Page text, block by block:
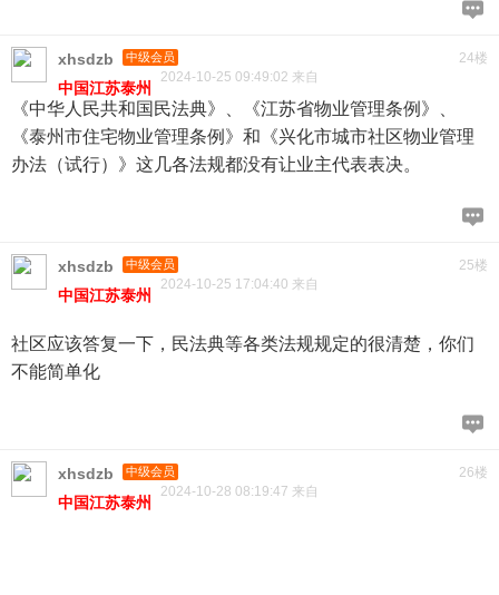
24楼
xhsdzb 中级会员
2024-10-25 09:49:02 来自
中国江苏泰州
《中华人民共和国民法典》、《江苏省物业管理条例》、
《泰州市住宅物业管理条例》和《兴化市城市社区物业管理
办法（试行）》这几各法规都没有让业主代表表决。
25楼
xhsdzb 中级会员
2024-10-25 17:04:40 来自
中国江苏泰州
社区应该答复一下，民法典等各类法规规定的很清楚，你们
不能简单化
26楼
xhsdzb 中级会员
2024-10-28 08:19:47 来自
中国江苏泰州